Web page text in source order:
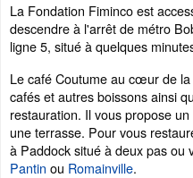
La Fondation Fiminco est
descendre à l'arrêt de métro
ligne 5, situé à quelques
Le café Coutume au cœur de
cafés et autres boissons ainsi
restauration. Il vous propose
une terrasse. Pour vous
à Paddock situé à deux pas ou
Pantin ou Romainville.